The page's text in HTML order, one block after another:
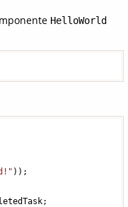
HelloWorld
));